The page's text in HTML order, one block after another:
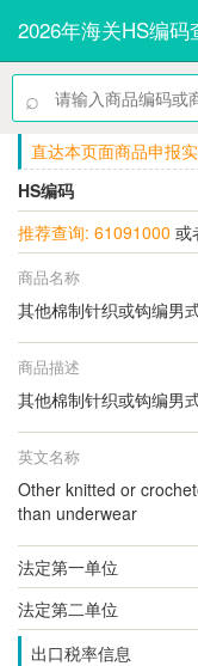
2026年海关HS编码
⌕
直达本页面商品申报
HS编码
推荐查询: 61091000 或
商品名称
其他棉制针织或钩编男
商品描述
其他棉制针织或钩编男
英文名称
Other knitted or
than underwear
法定第一单位
法定第二单位
出口税率信息